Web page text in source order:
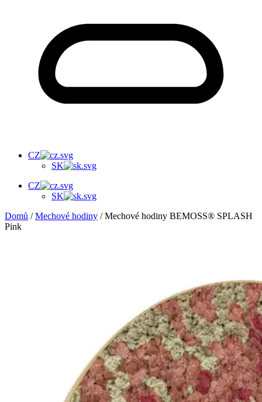
CZ
SK
CZ
SK
Domů /Mechové hodiny / Mechové hodiny BEMOSS® SPLASH
Pink